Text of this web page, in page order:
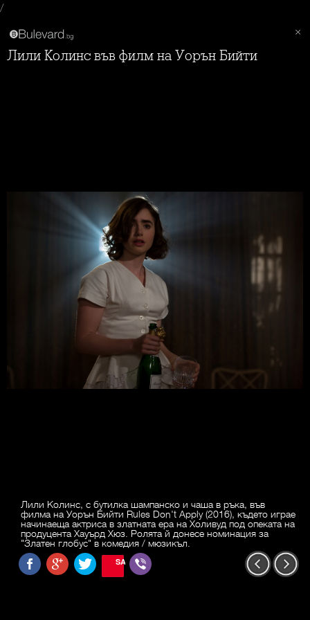
/
Лили Колинс във филм на Уорън Бийти
Лили Колинс, с бутилка шампанско и чаша в ръка, във
филма на Уорън Бийти Rules Don't Apply (2016), където играе
начинаеща актриса в златната ера на Холивуд под опеката на
продуцента Хауърд Хюз. Ролята й донесе номинация за
"Златен глобус" в комедия / мюзикъл.
SAVE